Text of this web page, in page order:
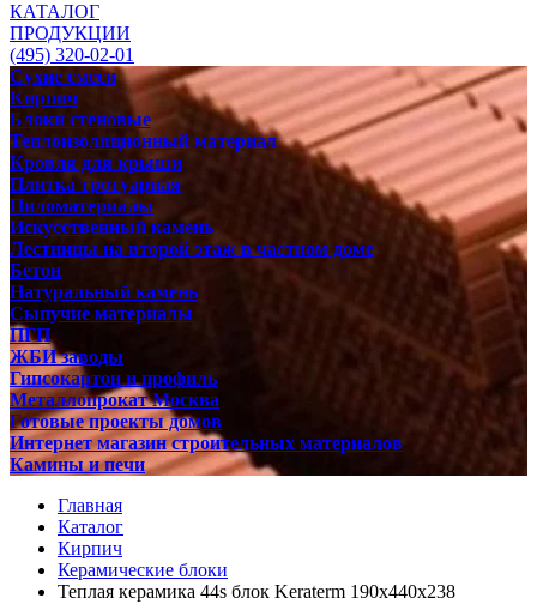
КАТАЛОГ
ПРОДУКЦИИ
(495) 320-02-01
Сухие смеси
Кирпич
Блоки стеновые
Теплоизоляционный материал
Кровля для крыши
Плитка тротуарная
Пиломатериалы
Искусственный камень
Лестницы на второй этаж в частном доме
Бетон
Натуральный камень
Сыпучие материалы
ПГП
ЖБИ заводы
Гипсокартон и профиль
Металлопрокат Москва
Готовые проекты домов
Интернет магазин строительных материалов
Камины и печи
Главная
Каталог
Кирпич
Керамические блоки
Теплая керамика 44s блок Keraterm 190х440х238